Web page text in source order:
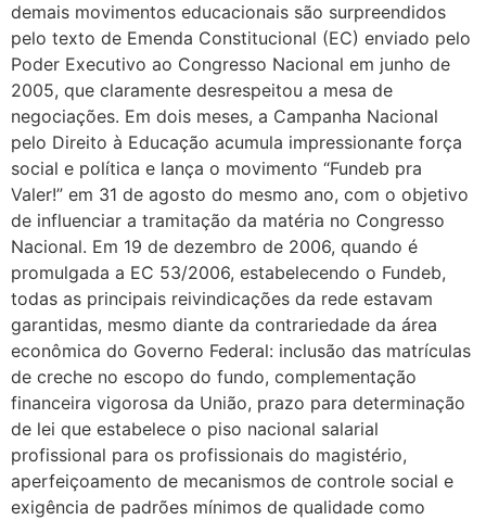
demais movimentos educacionais são surpreendidos
pelo texto de Emenda Constitucional (EC) enviado pelo
Poder Executivo ao Congresso Nacional em junho de
2005, que claramente desrespeitou a mesa de
negociações. Em dois meses, a Campanha Nacional
pelo Direito à Educação acumula impressionante força
social e política e lança o movimento “Fundeb pra
Valer!” em 31 de agosto do mesmo ano, com o objetivo
de influenciar a tramitação da matéria no Congresso
Nacional. Em 19 de dezembro de 2006, quando é
promulgada a EC 53/2006, estabelecendo o Fundeb,
todas as principais reivindicações da rede estavam
garantidas, mesmo diante da contrariedade da área
econômica do Governo Federal: inclusão das matrículas
de creche no escopo do fundo, complementação
financeira vigorosa da União, prazo para determinação
de lei que estabelece o piso nacional salarial
profissional para os profissionais do magistério,
aperfeiçoamento de mecanismos de controle social e
exigência de padrões mínimos de qualidade como